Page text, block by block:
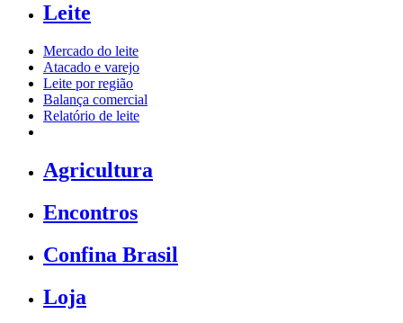
Leite
Mercado do leite
Atacado e varejo
Leite por região
Balança comercial
Relatório de leite
Agricultura
Encontros
Confina Brasil
Loja